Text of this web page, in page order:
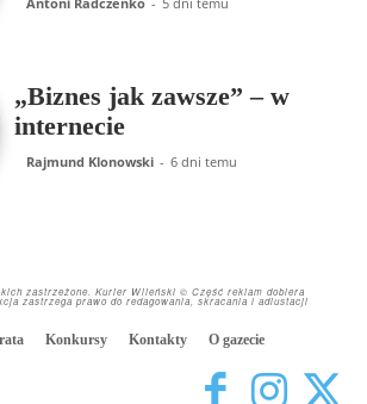
„Biznes jak zawsze” – w
internecie
Rajmund Klonowski - 6 dni temu
zastrzeżone. Kurier Wileński © Część reklam dobiera
zastrzega prawo do redagowania, skracania i adiustacji
Konkursy Kontakty O gazecie